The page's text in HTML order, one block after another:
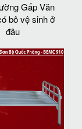
Gấp Văn
bô vệ sinh ở
đâu